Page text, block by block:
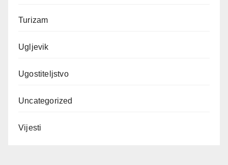
Turizam
Ugljevik
Ugostiteljstvo
Uncategorized
Vijesti